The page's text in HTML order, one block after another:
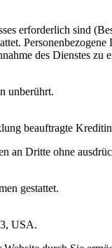
erforderlich sind
Personenbezogene
des Dienstes zu
unberührt.
beauftragte
an Dritte ohne
gestattet.
USA.